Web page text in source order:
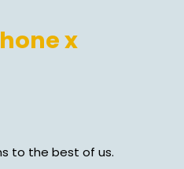
x
to the best of us.